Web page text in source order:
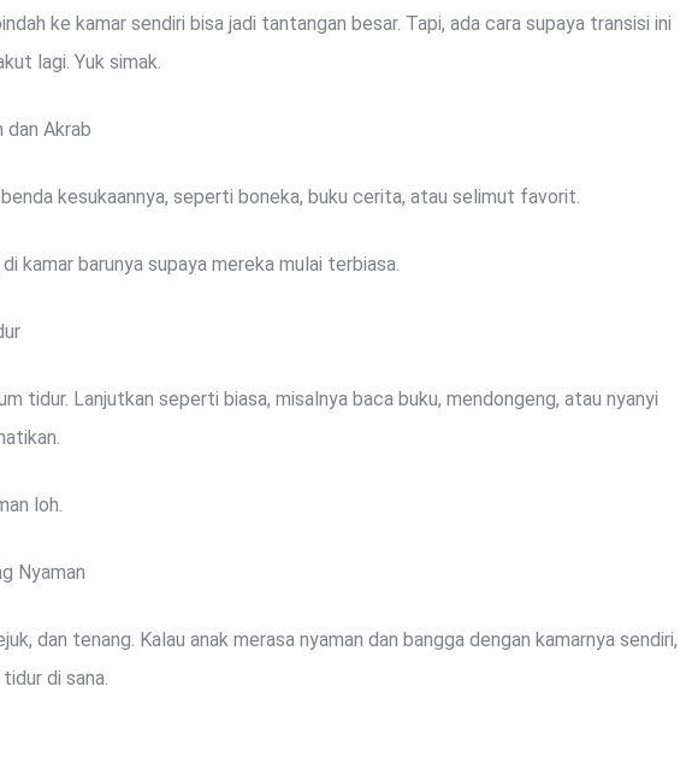
ke kamar sendiri bisa jadi tantangan besar. Tapi, ada cara supaya transisi ini
lagi. Yuk simak.
dan Akrab
kesukaannya, seperti boneka, buku cerita, atau selimut favorit.
kamar barunya supaya mereka mulai terbiasa.
tidur. Lanjutkan seperti biasa, misalnya baca buku, mendongeng, atau nyanyi
loh.
Nyaman
dan tenang. Kalau anak merasa nyaman dan bangga dengan kamarnya sendiri,
di sana.